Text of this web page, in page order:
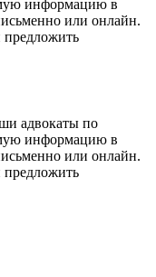
информацию в
или онлайн.
предложить
адвокаты по
информацию в
или онлайн.
предложить